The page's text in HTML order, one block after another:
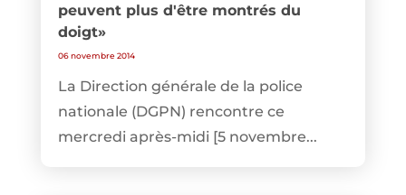
peuvent plus d'être montrés du
doigt»
06 novembre 2014
La Direction générale de la police
nationale (DGPN) rencontre ce
mercredi après-midi [5 novembre...